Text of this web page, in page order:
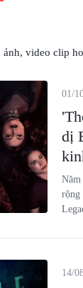
video clip
dị
01/
Năm
rộng
14/